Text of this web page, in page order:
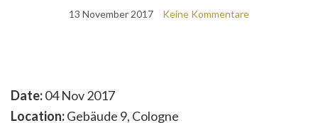
13 November 2017 Keine Kommentare
Date:04 Nov 2017
Location:Gebäude 9, Cologne